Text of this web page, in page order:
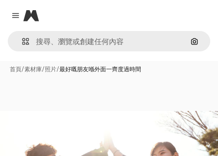
Close menu
Magnific
通過圖
首頁/素材庫/照片/最好嘅朋友喺外面一齊度過時間